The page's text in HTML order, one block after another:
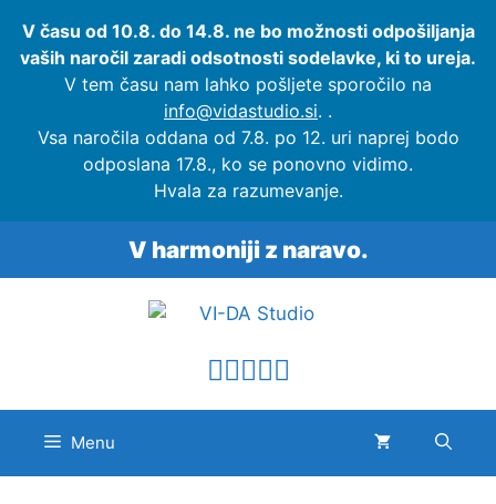
V času od 10.8. do 14.8. ne bo možnosti odpošiljanja
vaših naročil zaradi odsotnosti sodelavke, ki to ureja.
V tem času nam lahko pošljete sporočilo na
info@vidastudio.si. .
Vsa naročila oddana od 7.8. po 12. uri naprej bodo
odposlana 17.8., ko se ponovno vidimo.
Hvala za razumevanje.
V harmoniji z naravo.
Menu